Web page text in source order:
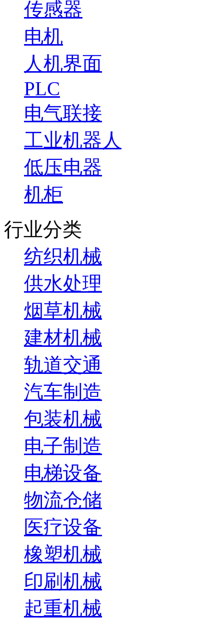
传感器
电机
人机界面
PLC
电气联接
工业机器人
低压电器
机柜
行业分类
纺织机械
供水处理
烟草机械
建材机械
轨道交通
汽车制造
包装机械
电子制造
电梯设备
物流仓储
医疗设备
橡塑机械
印刷机械
起重机械